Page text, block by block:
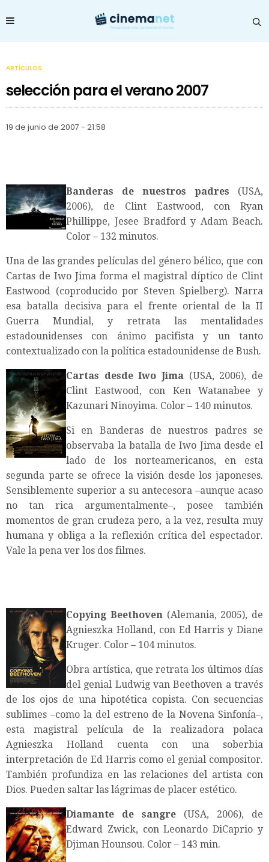
ARTÍCULOS
selección para el verano 2007
19 de junio de 2007 - 21:58
Banderas de nuestros padres (USA,
2006), de Clint Eastwood, con Ryan
Phillippe, Jesee Bradford y Adam Beach.
Color – 132 minutos.
Una de las grandes películas del género bélico, que con
Cartas de Iwo Jima forma el magistral díptico de Clint
Eastwood (coproducido por Steven Spielberg). Narra
esa batalla decisiva para el frente oriental de la II
Guerra Mundial, y retrata las mentalidades
estadounidenses con ánimo pacifista y un tanto
contextualizado con la política estadounidense de Bush.
Cartas desde Iwo Jima (USA, 2006), de
Clint Eastwood, con Ken Watanabee y
Kazunari Ninoyima. Color – 140 minutos.
Si en Banderas de nuestros padres se
observaba la batalla de Iwo Jima desde el
lado de los norteamericanos, en esta
segunda parte se ofrece la visión desde los japoneses.
Sensiblemente superior a su antecesora –aunque acaso
no tan rica argumentalmente–, posee también
momentos de gran crudeza pero, a la vez, resulta muy
humana y obliga a la reflexión crítica del espectador.
Vale la pena ver los dos filmes.
Copying Beethoven(Alemania, 2005), de
Agnieszka Holland, con Ed Harris y Diane
Kruger. Color – 104 minutos.
Obra artística, que retrata los últimos días
del genial Ludwig van Beethoven a través
de los ojos de una hipotética copista. Con secuencias
sublimes –como la del estreno de la Novena Sinfonía–,
esta magistral película de la realizadora polaca
Agnieszka Holland cuenta con una soberbia
interpretación de Ed Harris como el genial compositor.
También profundiza en las relaciones del artista con
Dios. Pueden saltar las lágrimas de placer estético.
Diamante de sangre (USA, 2006), de
Edward Zwick, con Leonardo DiCaprio y
Djiman Hounsou. Color – 143 min.